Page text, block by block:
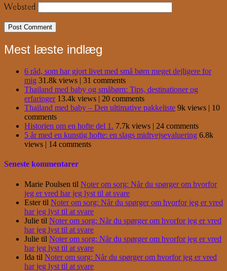
Websted
Mest læste indlæg
6 råd, som har gjort livet med små børn meget dejligere for
mig 31.8k views | 31 comments
Thailand med baby og småbørn: Tips, destinationer og
erfaringer 13.4k views | 20 comments
Thailand med baby – Den ultimative pakkeliste 9k views | 10
comments
Historien om en hofte del 1. 7.7k views | 24 comments
5 år med en kunstig hofte: en slags midtvejsevaluering 6.8k
views | 14 comments
Seneste kommentarer
Marie Poulsen til Noter om sorg: Når du spørger om hvorfor
jeg er vred har jeg lyst til at svare
Estertil Noter om sorg: Når du spørger om hvorfor jeg er vred
har jeg lyst til at svare
Julie til Noter om sorg: Når du spørger om hvorfor jeg er vred
har jeg lyst til at svare
Julie til Noter om sorg: Når du spørger om hvorfor jeg er vred
har jeg lyst til at svare
Ida til Noter om sorg: Når du spørger om hvorfor jeg er vred
har jeg lyst til at svare